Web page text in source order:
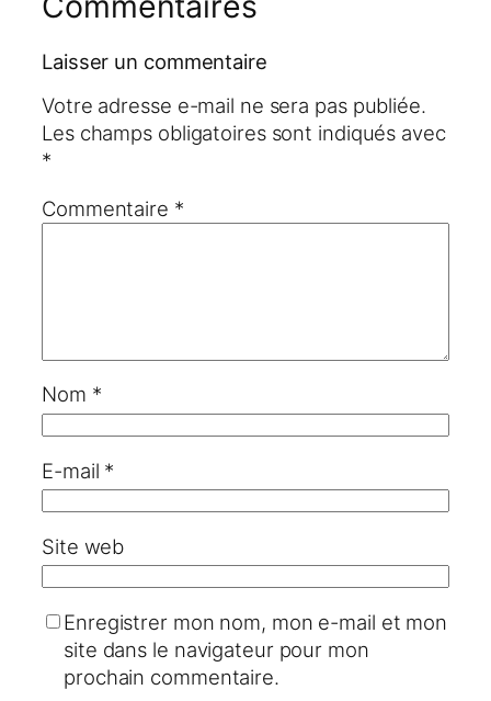
Laisser un commentaire
Votre adresse e-mail ne sera pas publiée.
Les champs obligatoires sont indiqués avec
*
Commentaire *
Nom *
E-mail *
Site web
Enregistrer mon nom, mon e-mail et mon
site dans le navigateur pour mon
prochain commentaire.